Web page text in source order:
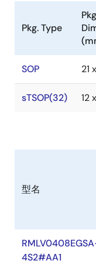
Pkg. Type
SOP 21
sTSOP(32) 12
型名
4S2#AA1